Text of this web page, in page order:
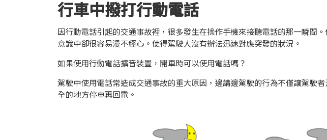
行車中撥打行動電話
因行動電話引起的交通事故裡，很多發生在操作手機來接聽電話的那一瞬間
意識中卻很容易漫不經心。使得駕駛人沒有辦法迅速對應突發的狀況。
如果使用行動電話擴音裝置，開車時可以使用電話嗎？
駕駛中使用電話常造成交通事故的重大原因，邊講邊駕駛的行為不僅讓駕駛
全的地方停車再回電。